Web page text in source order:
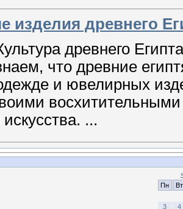
изделия древнего
древнего
что древние
и ювелирных
...
Пн
Вт
3 4